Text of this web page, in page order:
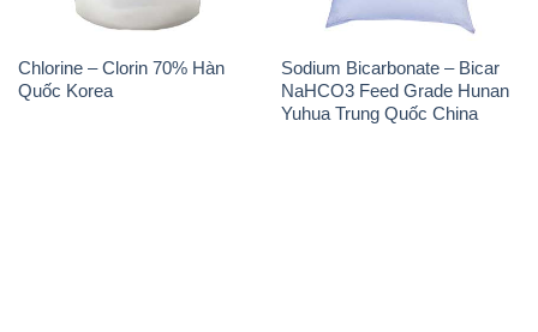
Chlorine – Clorin 70% Hàn
Quốc Korea
Sodium Bicarbonate – Bicar
NaHCO3 Feed Grade Hunan
Yuhua Trung Quốc China